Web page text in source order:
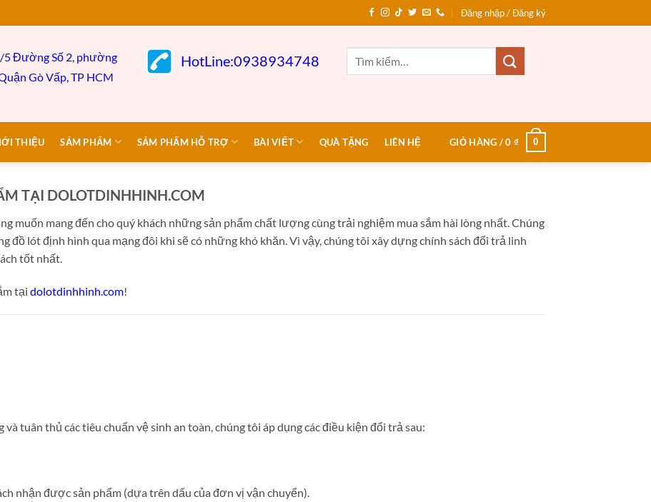
Đăng nhập / Đăng ký
5 Đường Số 2, phường
GòVấp,TP HCM
HotLine:0938934748
THIỆU SẢM PHẨM SẢM PHẨM HỖ TRỢ BÀI VIẾT QUÀ TẶNG LIÊN HỆ GIỎ HÀNG /0 ₫ 0
TẠI DOLOTDINHHINH.COM
muốn mang đến cho quý khách những sản phẩm chất lượng cùng trải nghiệm mua sắm hài lòng nhất. Chúng
đồ lót định hình qua mạng đôi khi sẽ có những khó khăn. Vì vậy, chúng tôi xây dựng chính sách đổi trả linh
tốt nhất.
tại dolotdinhhinh.com!
tuân thủ các tiêu chuẩn vệ sinh an toàn, chúng tôi áp dụng các điều kiện đổi trả sau:
nhận được sản phẩm (dựa trên dấu của đơn vị vận chuyển).